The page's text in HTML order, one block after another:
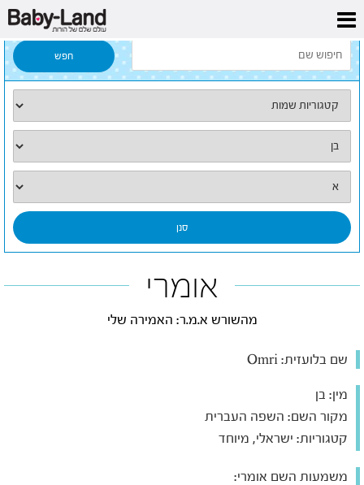
דף הבית
אומרי
מהשורש א.מ.ר: האמירה שלי
שם בלועזית:
מין: בן
מקור השם: השפה העברית
קטגוריות: ישראלי, מיוחד
משמעות השם אומרי: